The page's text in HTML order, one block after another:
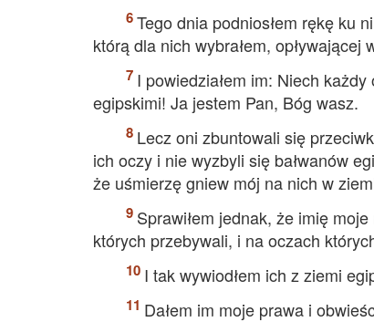
Tego dnia podniosłem rękę ku
którą dla nich wybrałem,
I powiedziałem im: Niech
egipskimi! Ja jestem Pan, Bóg wasz.
Lecz oni zbuntowali się
ich oczy i nie wyzbyli się bałwanów
że uśmierzę gniew mój na nich w
Sprawiłem jednak, że imię
których przebywali, i na oczach
I tak wywiodłem ich z ziemi
Dałem im moje prawa i